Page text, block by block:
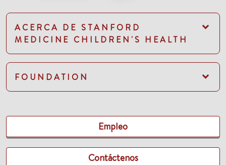
ACERCA DE STANFORD
MEDICINE CHILDREN'S HEALTH
FOUNDATION
Empleo
Contáctenos